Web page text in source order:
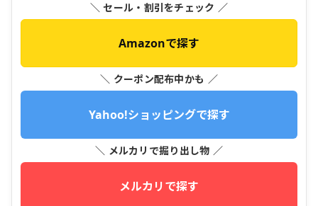
＼ セール・割引をチェック ／
Amazonで探す
＼ クーポン配布中かも ／
Yahoo!ショッピングで探す
＼ メルカリで掘り出し物 ／
メルカリで探す